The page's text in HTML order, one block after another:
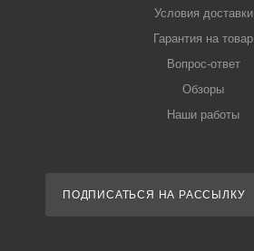
Условия доставки
Гарантия на товар
Вопрос-ответ
Обзоры
Наши работы
ПОДПИСАТЬСЯ НА РАССЫЛКУ